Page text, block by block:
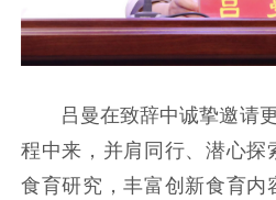
吕曼在致辞中诚挚邀请
程中来，并肩同行、潜心
食育研究，丰富创新食育